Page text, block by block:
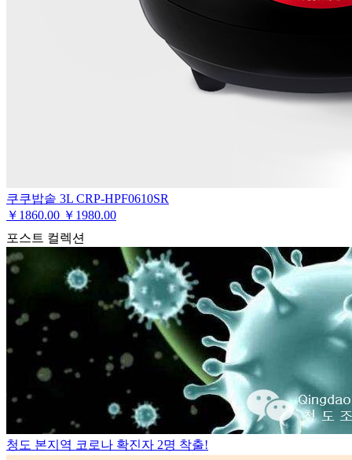
쿠쿠밥솥 3L CRP-HPF0610SR
￥ 1860.00 ￥1980.00
포스트 컬렉션
청도 본지역 코로나 확진자 2명 착출!